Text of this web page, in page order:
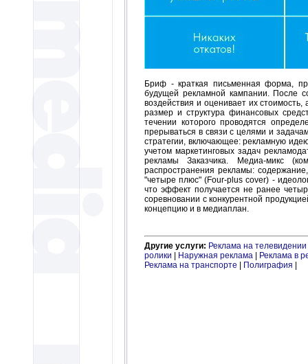
Бриф - краткая письменная форма,
будущей рекламной кампании. После
воздействия и оценивает их стоимость,
размер и структура финансовых
течении которого проводятся
прерываться в связи с целями и
стратегии, включающее: рекламную
учетом маркетинговых задач
рекламы Заказчика. Медиа-микс
распространения рекламы:
"четыре плюс" (Four-plus cover) -
что эффект получается не ранее
соревновании с конкурентной
концепцию и в медиаплан.
Другие услуги: Реклама на телевидении
ролики
Наружная реклама
Реклама в
Реклама на транспорте
Полиграфия